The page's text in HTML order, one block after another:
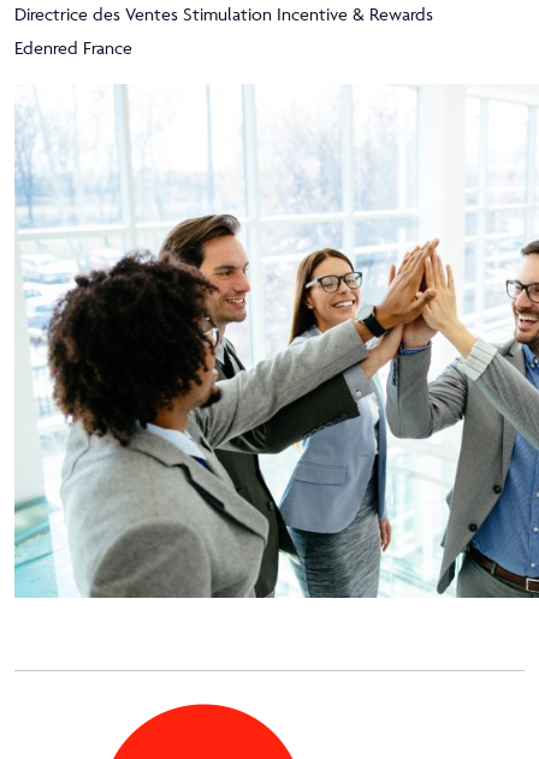
Directrice des Ventes Stimulation Incentive & Rewards
Edenred France